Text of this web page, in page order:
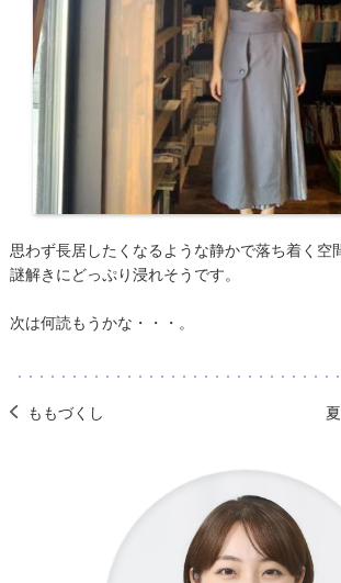
思わず長居したくなるような静かで落ち着く空間
謎解きにどっぷり浸れそうです。
次は何読もうかな・・・。
ももづくし